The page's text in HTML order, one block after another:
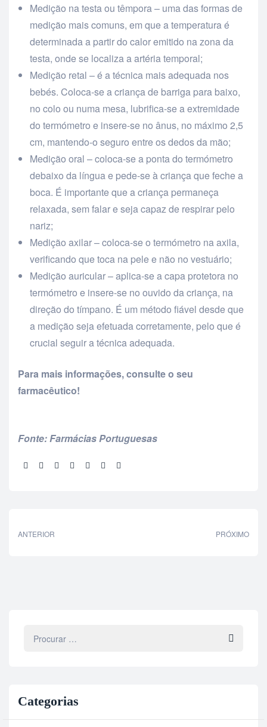
Medição na testa ou têmpora – uma das formas de
medição mais comuns, em que a temperatura é
determinada a partir do calor emitido na zona da
testa, onde se localiza a artéria temporal;
Medição retal – é a técnica mais adequada nos
bebés. Coloca-se a criança de barriga para baixo,
no colo ou numa mesa, lubrifica-se a extremidade
do termómetro e insere-se no ânus, no máximo 2,5
cm, mantendo-o seguro entre os dedos da mão;
Medição oral – coloca-se a ponta do termómetro
debaixo da língua e pede-se à criança que feche a
boca. É importante que a criança permaneça
relaxada, sem falar e seja capaz de respirar pelo
nariz;
Medição axilar – coloca-se o termómetro na axila,
verificando que toca na pele e não no vestuário;
Medição auricular – aplica-se a capa protetora no
termómetro e insere-se no ouvido da criança, na
direção do tímpano. É um método fiável desde que
a medição seja efetuada corretamente, pelo que é
crucial seguir a técnica adequada.
Para mais informações, consulte o seu
farmacêutico!
Fonte: Farmácias Portuguesas
Partilhar:
ANTERIOR PRÓXIMO
Categorias